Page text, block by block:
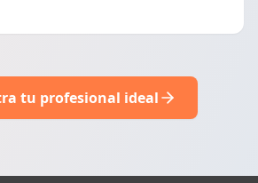
tu profesional ideal